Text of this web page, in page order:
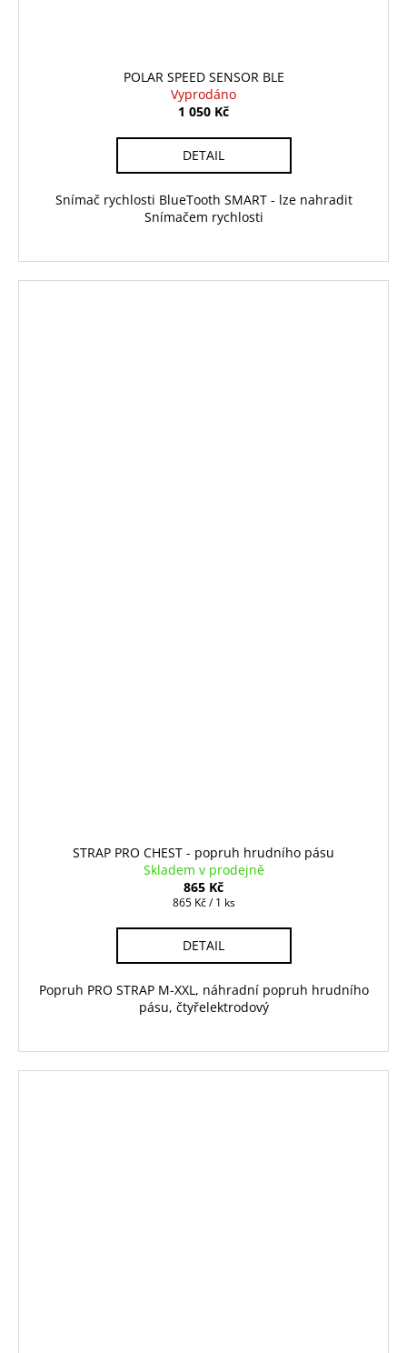
POLAR SPEED SENSOR BLE
Vyprodáno
1 050 Kč
DETAIL
Snímač rychlosti BlueTooth SMART - lze nahradit
Snímačem rychlosti
STRAP PRO CHEST - popruh hrudního pásu
Skladem v prodejně
865 Kč
Měrná
865 Kč / 1 ks
DETAIL
Popruh PRO STRAP M-XXL, náhradní popruh hrudního
pásu, čtyřelektrodový